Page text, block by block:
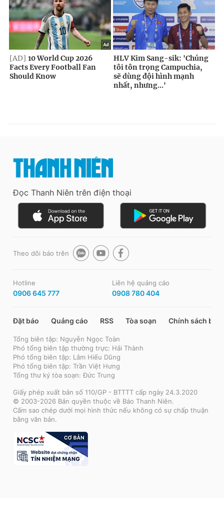
Đọc Thanh Niên trên điện thoại
Theo dõi báo trên
Hotline
0906 645 777
Liên hệ quảng cáo
0908 780 404
Đặt báo Quảng cáo RSS Tòa soạn Chính sách bảo
Tổng biên tập: Nguyễn Ngọc Toàn
Phó tổng biên tập thường trực: Hải Thành
Phó tổng biên tập: Lâm Hiếu Dũng
Phó tổng biên tập: Trần Việt Hưng
Tổng thư ký tòa soạn: Đức Trung
Giấy phép xuất bản số 110/GP - BTTTT cấp ngày 24.3.2020
© 2003-2026 Bản quyền thuộc về Báo Thanh Niên.
Cấm sao chép dưới mọi hình thức nếu không có sự chấp thuận
bằng văn bản.